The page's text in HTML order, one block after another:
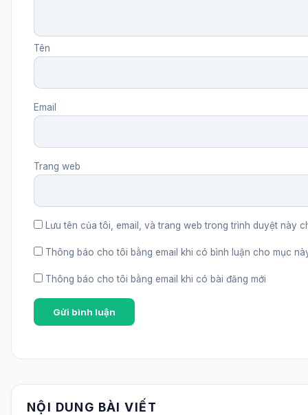
Tên
Email
Trang web
Lưu tên của tôi, email, và trang web trong trình duyệt này
Thông báo cho tôi bằng email khi có bình luận cho mục
Thông báo cho tôi bằng email khi có bài đăng mới
NỘI DUNG BÀI VIẾT